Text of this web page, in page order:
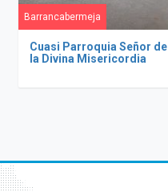
Barrancabermeja
Cuasi Parroquia Señor de
la Divina Misericordia